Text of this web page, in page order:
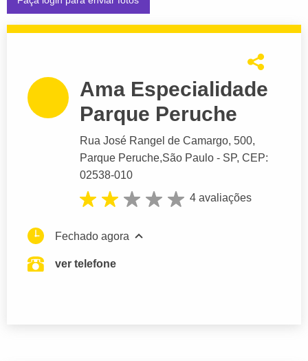
Ama Especialidade
Parque Peruche
Rua José Rangel de Camargo, 500,
Parque Peruche,São Paulo - SP, CEP:
02538-010
4 avaliações
Fechado agora
ver telefone